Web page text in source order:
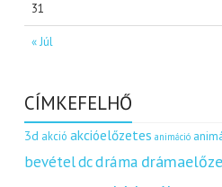
« Júl
31
CÍMKEFELHŐ
3d akció akcióelőzetes animáció
bevételdcdráma